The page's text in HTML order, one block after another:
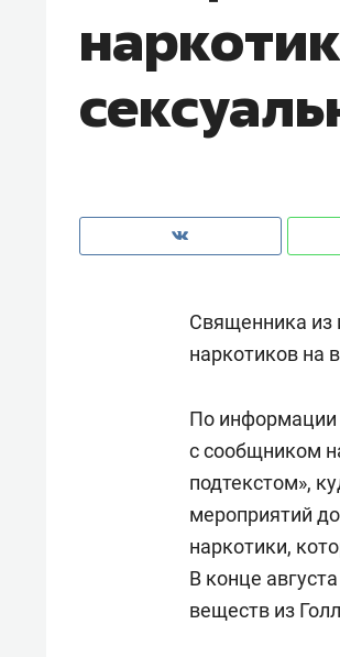
Священника из
наркотиков на
По информации
с сообщником
подтекстом»,
мероприятий
наркотики,
В конце
веществ из
чем интересен
Падел, фитнес, танцы и
ниндзя-зал: как ТРЦ
стал Меккой для